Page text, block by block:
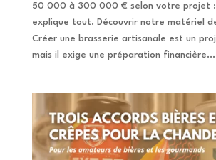
50 000 à 300 000 € selon votre projet :
explique tout. Découvrir notre matériel
Créer une brasserie artisanale est un
mais il exige une préparation financière...